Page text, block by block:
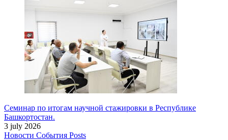
Семинар по итогам научной стажировки в Республике
Башкортостан.
3 july 2026
Новости События Posts